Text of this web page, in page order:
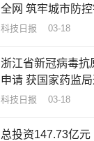
全网 筑牢城市防
科技日报 03-18
浙江省新冠病毒抗
申请 获国家药监
科技日报 03-18
总投资147.73亿